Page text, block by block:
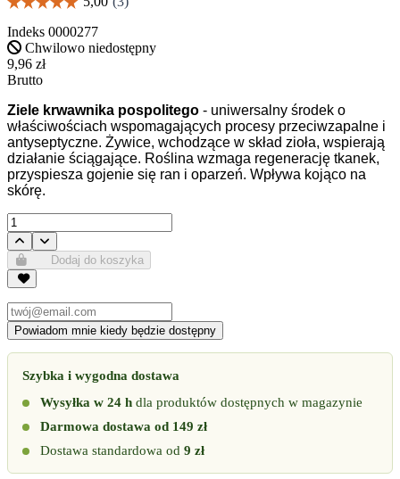
Indeks 0000277
Chwilowo niedostępny
9,96 zł
Brutto
Ziele krwawnika pospolitego - uniwersalny środek o
właściwościach wspomagających procesy przeciwzapalne i
antyseptyczne. Żywice, wchodzące w skład zioła, wspierają
działanie ściągające. Roślina wzmaga regenerację tkanek,
przyspiesza gojenie się ran i oparzeń. Wpływa kojąco na
skórę.
Dodaj do koszyka
Szybka i wygodna dostawa
Wysyłka w 24 h dla produktów dostępnych w magazynie
Darmowa dostawa od 149 zł
Dostawa standardowa od 9 zł